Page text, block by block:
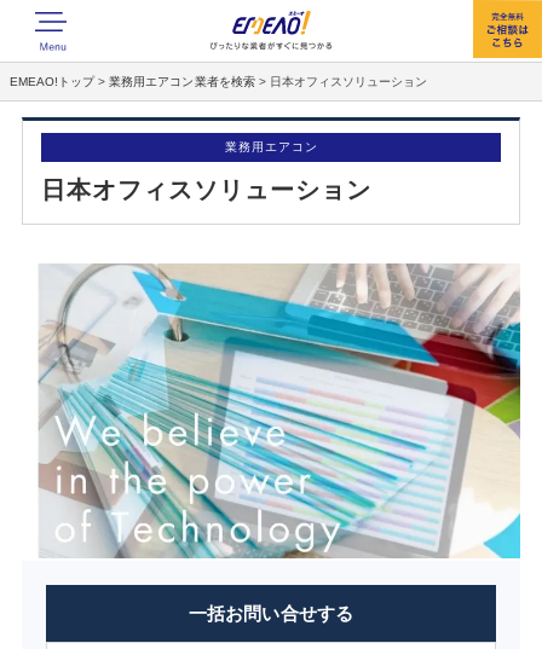
EMEAO!トップ >業務用エアコン業者を検索 > 日本オフィスソリューション
業務用エアコン
日本オフィスソリューション
一括お問い合せする